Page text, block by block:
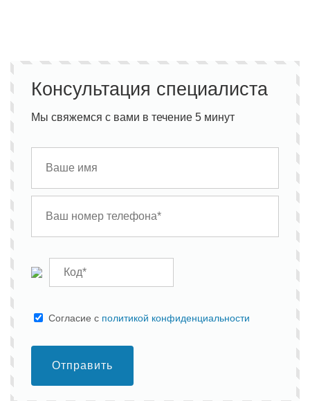
Консультация специалиста
Мы свяжемся с вами в течение 5 минут
Cогласие с политикой конфиденциальности
Отправить